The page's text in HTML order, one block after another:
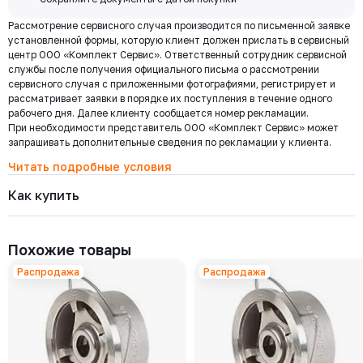
Обмен документами через Диадок это обмен и подписание
любых документов без дублирования на бумаге. Приглашаем Вас
приступить к работе по обмену документами в электронном
виде.
Подробнее
Москве и
области при
заказе от 30
000 ₽
Региональная доставка
Мы стремимся сократить издержки по доставке заказов для наших
клиентов!
Москве. Условия доставки до терминалов ТК в других городах
терминала ТК оплачиваются отдельно.
Самовывоз
Осуществляется с 8:00 до 17:30 после полной оплаты заказа и по
предварительной договоренности с менеджером. Важно: Ваш
представитель должен иметь надлежаще заполненную доверенность
или печать организации при получении груза.
Адрес склада
Рассмотрение сервисного случая производится по письменной заявке
установленной формы, которую клиент должен прислать в сервисный
центр ООО «Комплект Сервис». Ответственный сотрудник сервисной
службы после получения официального письма о рассмотрении
сервисного случая с приложенными фотографиями, регистрирует и
рассматривает заявки в порядке их поступления в течение одного
рабочего дня. Далее клиенту сообщается номер рекламации.
При необходимости представитель ООО «Комплект Сервис» может
запрашивать дополнительные сведения по рекламации у клиента.
Читать подробные условия
Как купить
Выберите товары и добавьте
их в корзину
Заполните данные, выберите
доставку
Похожие товары
Распродажа Распродажа